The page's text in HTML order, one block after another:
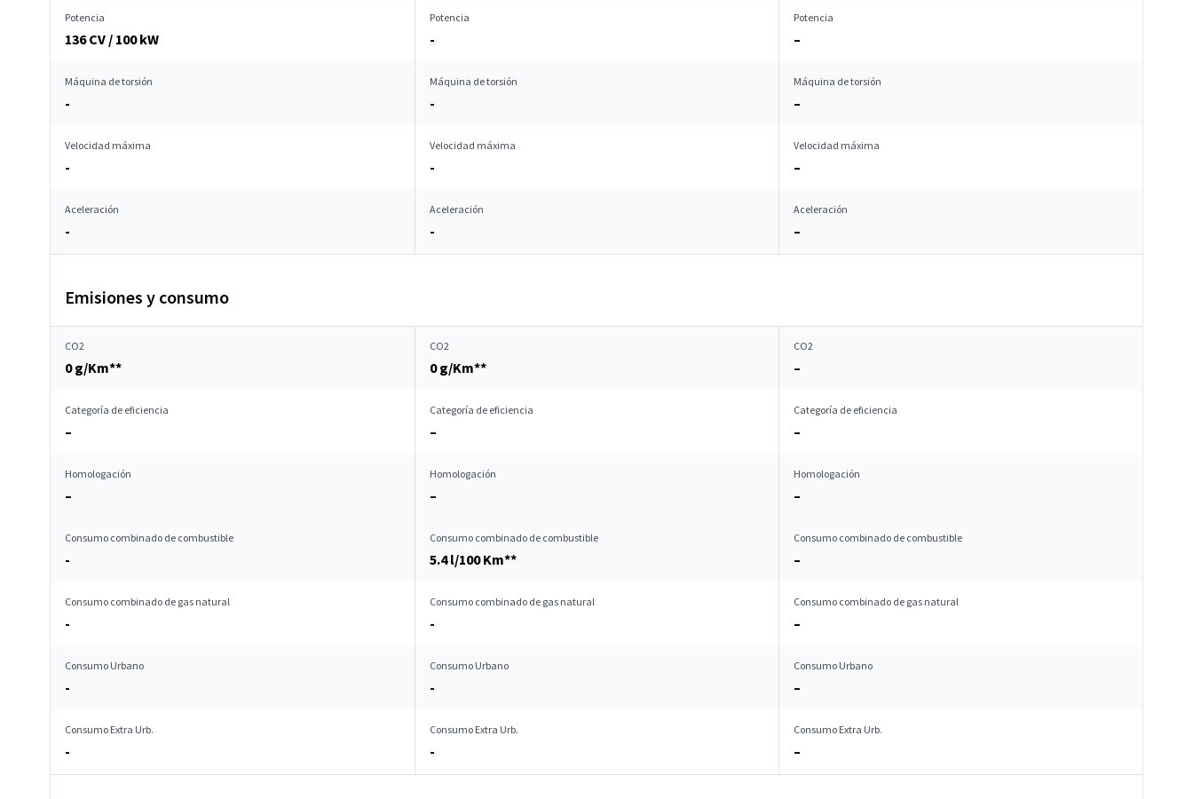
Potencia
136 CV / 100 kW
Potencia
-
Potencia
–
Máquina de torsión
-
Máquina de torsión
-
Máquina de torsión
–
Velocidad máxima
-
Velocidad máxima
-
Velocidad máxima
–
Aceleración
-
Aceleración
-
Aceleración
–
Emisiones y consumo
CO2
0 g/Km**
CO2
0 g/Km**
CO2
–
Categoría de eficiencia
–
Categoría de eficiencia
–
Categoría de eficiencia
–
Homologación
–
Homologación
–
Homologación
–
Consumo combinado de combustible
-
Consumo combinado de combustible
5.4 l/100 Km**
Consumo combinado de combustible
–
Consumo combinado de gas natural
-
Consumo combinado de gas natural
-
Consumo combinado de gas natural
–
Consumo Urbano
-
Consumo Urbano
-
Consumo Urbano
–
Consumo Extra Urb.
-
Consumo Extra Urb.
-
Consumo Extra Urb.
–